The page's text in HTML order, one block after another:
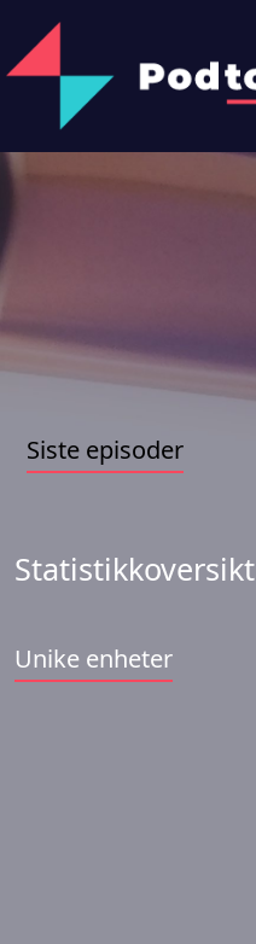
Siste episoder
Statistikkoversikt
Unike enheter